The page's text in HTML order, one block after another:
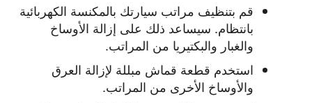
قم بتنظيف مراتب سيارتك بالمكنسة الكهربائية
بانتظام. سيساعد ذلك على إزالة الأوساخ
والغبار والبكتيريا من المراتب.
استخدم قطعة قماش مبللة لإزالة العرق
والأوساخ الأخرى من المراتب.